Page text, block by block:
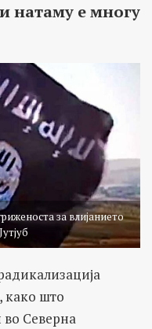
натаму е многу
за влијанието
како што
во Северна